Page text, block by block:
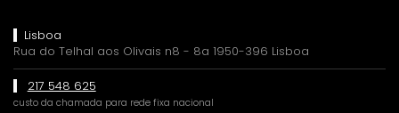
Lisboa
Rua do Telhal aos Olivais n8 - 8a 1950-396 Lisboa
217 548 625
custo da chamada para rede fixa nacional